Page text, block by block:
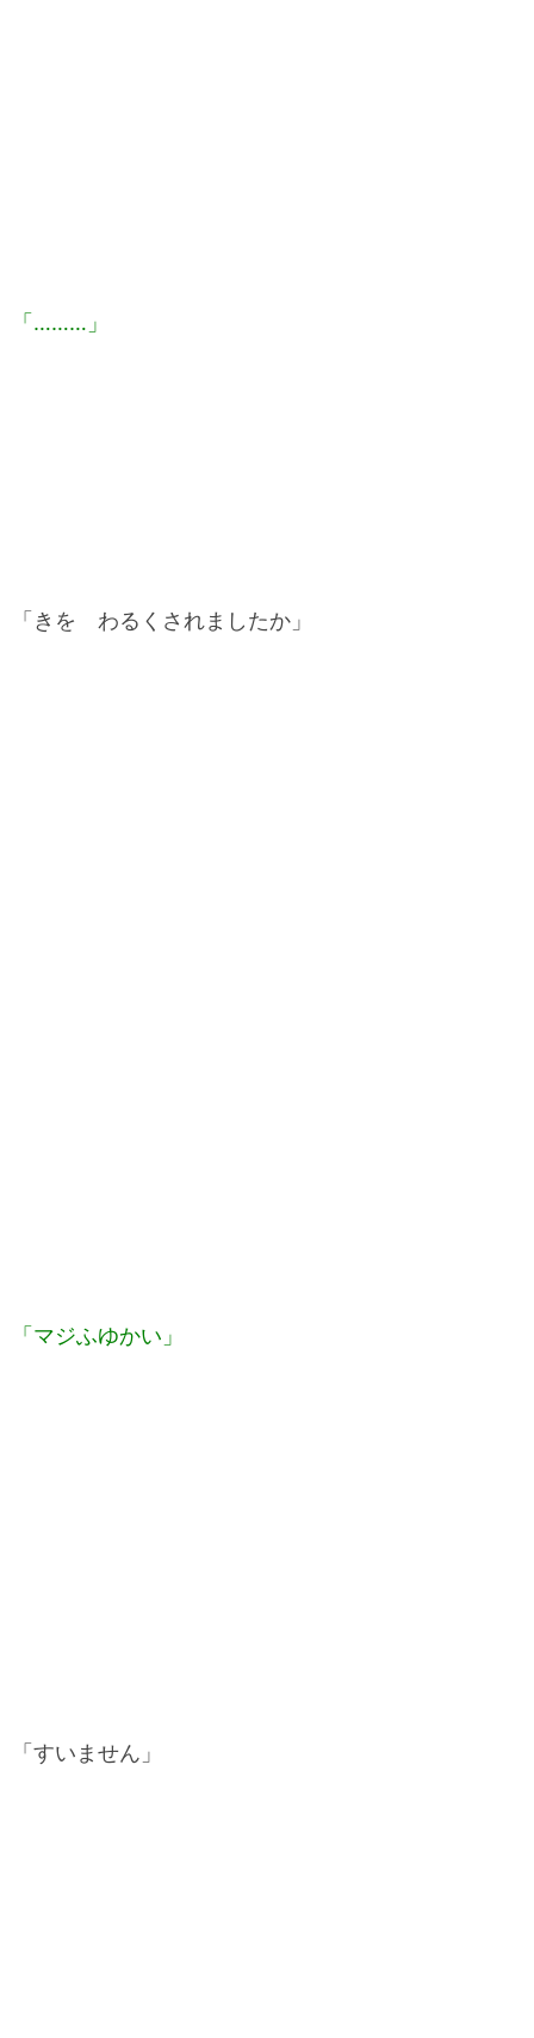
「………」
「きを わるくされましたか」
「マジふゆかい」
「すいません」